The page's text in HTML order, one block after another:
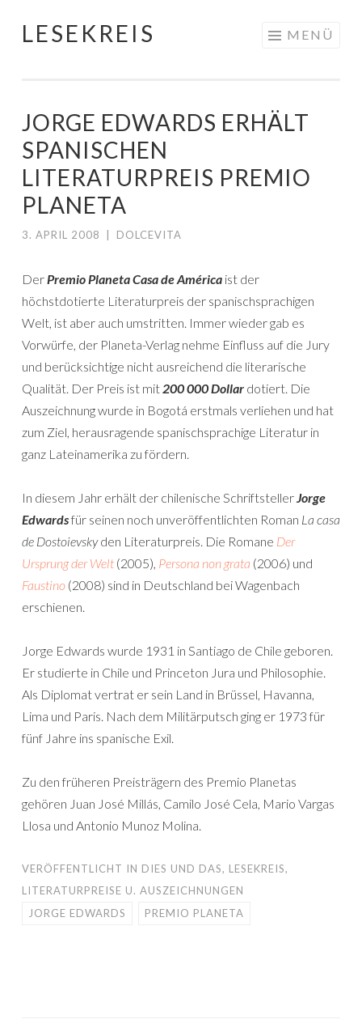
Springe
LESEKREIS MENÜ
JORGE EDWARDS ERHÄLT
SPANISCHEN
LITERATURPREIS PREMIO
PLANETA
3. APRIL 2008 DOLCEVITA
DerPremio Planeta Casa de América ist der
höchstdotierte Literaturpreis der spanischsprachigen
Welt, ist aber auch umstritten. Immer wieder gab es
Vorwürfe, der Planeta-Verlag nehme Einfluss auf die Jury
und berücksichtige nicht ausreichend die literarische
Qualität. Der Preis ist mit200 000 Dollar dotiert. Die
Auszeichnung wurde in Bogotá erstmals verliehen und hat
zum Ziel, herausragende spanischsprachige Literatur in
ganz Lateinamerika zu fördern.
In diesem Jahr erhält der chilenische SchriftstellerJorge
Edwardsfür seinen noch unveröffentlichten Roman La casa
de Dostoievskyden Literaturpreis. Die Romane Der
Ursprung der Welt (2005), Persona non grata (2006) und
Faustino (2008) sind in Deutschland bei Wagenbach
erschienen.
Jorge Edwards wurde 1931 in Santiago de Chile geboren.
Er studierte in Chile und Princeton Jura und Philosophie.
Als Diplomat vertrat er sein Land in Brüssel, Havanna,
Lima und Paris. Nach dem Militärputsch ging er 1973 für
fünf Jahre ins spanische Exil.
Zu den früheren Preisträgern des Premio Planetas
gehören Juan José Millás, Camilo José Cela, Mario Vargas
Llosa und Antonio Munoz Molina.
VERÖFFENTLICHT IN DIES UND DAS, LESEKREIS,
LITERATURPREISE U. AUSZEICHNUNGEN
JORGE EDWARDS
PREMIO PLANETA